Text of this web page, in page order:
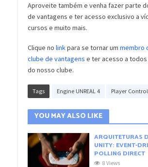
Aproveite também e venha fazer parte
de vantagens e ter acesso exclusivo a
cursos e muito mais.
Clique no linkpara se tornar um membro
clube de vantagens e ter acesso a
do nosso clube.
Tags Engine UNREAL 4 Player
YOU MAY ALSO LIKE
ARQUITETURAS
UNITY: EVENT-
POLLING DIRECT
8 Views